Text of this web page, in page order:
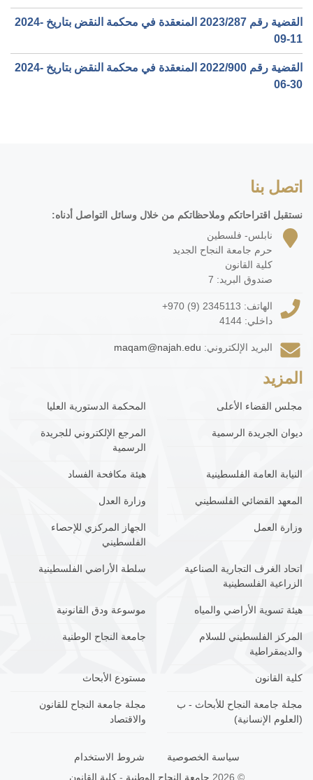
القضية رقم ‎287‏/‎2023‏ المنعقدة في محكمة النقض بتاريخ ‎2024-
09-11‏
القضية رقم ‎900‏/‎2022‏ المنعقدة في محكمة النقض بتاريخ ‎2024-
06-30‏
اتصل بنا
نستقبل اقتراحاتكم وملاحظاتكم من خلال وسائل التواصل أدناه:
نابلس- فلسطين
حرم جامعة النجاح الجديد
كلية القانون
صندوق البريد: 7
الهاتف: +970 (9) 2345113
داخلي: 4144
البريد الإلكتروني: maqam@najah.edu
المزيد
مجلس القضاء الأعلى المحكمة الدستورية العليا
ديوان الجريدة الرسمية
المرجع الإلكتروني للجريدة
الرسمية
النيابة العامة الفلسطينية هيئة مكافحة الفساد
المعهد القضائي الفلسطيني وزارة العدل
وزارة العمل
الجهاز المركزي للإحصاء
الفلسطيني
اتحاد الغرف التجارية الصناعية
الزراعية الفلسطينية
سلطة الأراضي الفلسطينية
هيئة تسوية الأراضي والمياه موسوعة ودق القانونية
المركز الفلسطيني للسلام
والديمقراطية
جامعة النجاح الوطنية
كلية القانون مستودع الأبحاث
مجلة جامعة النجاح للأبحاث - ب
(العلوم الإنسانية)
مجلة جامعة النجاح للقانون
والاقتصاد
سياسة الخصوصية
شروط الاستخدام
© 2026
جامعة النجاح الوطنية -كلية القانون